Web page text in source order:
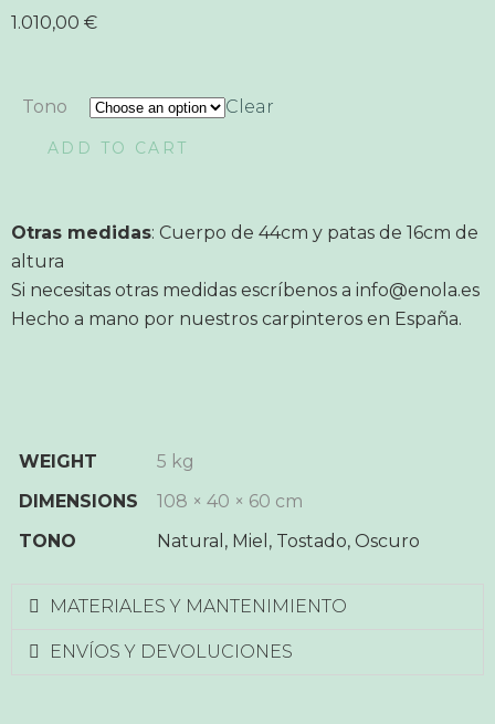
1.010,00 €
Tono Clear
ADD TO CART
Otras medidas: Cuerpo de 44cm y patas de 16cm de
altura
Si necesitas otras medidas escríbenos a info@enola.es
Hecho a mano por nuestros carpinteros en España.
WEIGHT
5 kg
DIMENSIONS
108 × 40 × 60 cm
TONO
Natural, Miel, Tostado, Oscuro
MATERIALES Y MANTENIMIENTO
ENVÍOS Y DEVOLUCIONES